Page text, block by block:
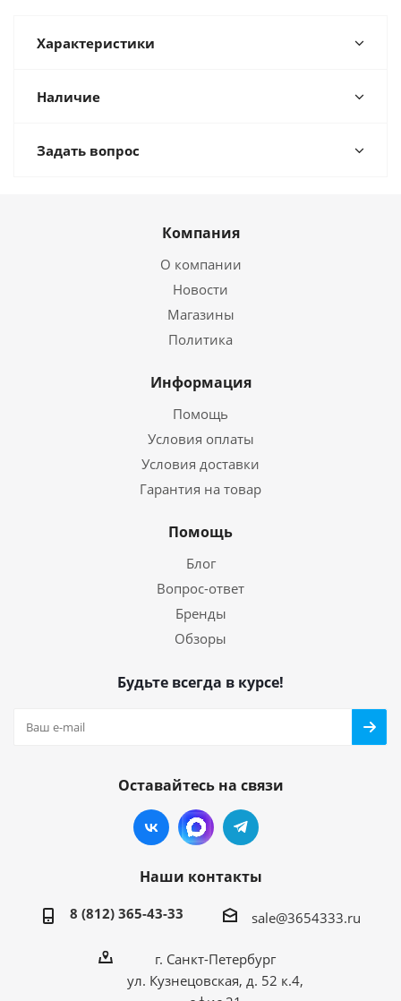
Характеристики
Наличие
Задать вопрос
Компания
О компании
Новости
Магазины
Политика
Информация
Помощь
Условия оплаты
Условия доставки
Гарантия на товар
Помощь
Блог
Вопрос-ответ
Бренды
Обзоры
Будьте всегда в курсе!
Оставайтесь на связи
Наши контакты
8 (812) 365-43-33 sale@3654333.ru
г. Санкт-Петербург
ул. Кузнецовская, д. 52 к.4,